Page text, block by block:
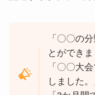
「〇〇の
とができま
「〇〇大
しました。